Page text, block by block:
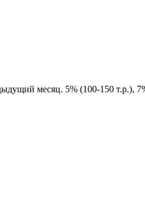
месяц. 5% (100-150 т.р.),